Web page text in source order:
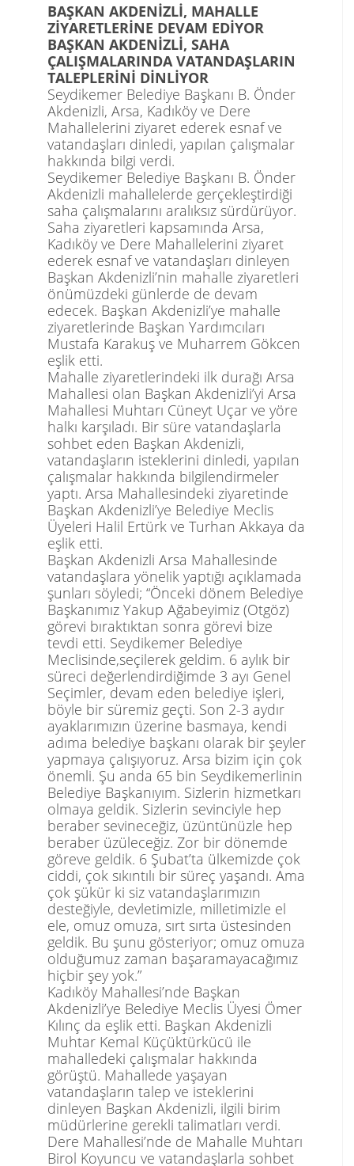
BAŞKAN AKDENİZLİ, MAHALLE
ZİYARETLERİNE DEVAM EDİYOR
BAŞKAN AKDENİZLİ, SAHA
ÇALIŞMALARINDA VATANDAŞLARIN
TALEPLERİNİ DİNLİYOR
Seydikemer Belediye Başkanı B. Önder
Akdenizli, Arsa, Kadıköy ve Dere
Mahallelerini ziyaret ederek esnaf ve
vatandaşları dinledi, yapılan çalışmalar
hakkında bilgi verdi.
Seydikemer Belediye Başkanı B. Önder
Akdenizli mahallelerde gerçekleştirdiği
saha çalışmalarını aralıksız sürdürüyor.
Saha ziyaretleri kapsamında Arsa,
Kadıköy ve Dere Mahallelerini ziyaret
ederek esnaf ve vatandaşları dinleyen
Başkan Akdenizli’nin mahalle ziyaretleri
önümüzdeki günlerde de devam
edecek. Başkan Akdenizli’ye mahalle
ziyaretlerinde Başkan Yardımcıları
Mustafa Karakuş ve Muharrem Gökcen
eşlik etti.
Mahalle ziyaretlerindeki ilk durağı Arsa
Mahallesi olan Başkan Akdenizli’yi Arsa
Mahallesi Muhtarı Cüneyt Uçar ve yöre
halkı karşıladı. Bir süre vatandaşlarla
sohbet eden Başkan Akdenizli,
vatandaşların isteklerini dinledi, yapılan
çalışmalar hakkında bilgilendirmeler
yaptı. Arsa Mahallesindeki ziyaretinde
Başkan Akdenizli’ye Belediye Meclis
Üyeleri Halil Ertürk ve Turhan Akkaya da
eşlik etti.
Başkan Akdenizli Arsa Mahallesinde
vatandaşlara yönelik yaptığı açıklamada
şunları söyledi; “Önceki dönem Belediye
Başkanımız Yakup Ağabeyimiz (Otgöz)
görevi bıraktıktan sonra görevi bize
tevdi etti. Seydikemer Belediye
Meclisinde,seçilerek geldim. 6 aylık bir
süreci değerlendirdiğimde 3 ayı Genel
Seçimler, devam eden belediye işleri,
böyle bir süremiz geçti. Son 2-3 aydır
ayaklarımızın üzerine basmaya, kendi
adıma belediye başkanı olarak bir şeyler
yapmaya çalışıyoruz. Arsa bizim için çok
önemli. Şu anda 65 bin Seydikemerlinin
Belediye Başkanıyım. Sizlerin hizmetkarı
olmaya geldik. Sizlerin sevinciyle hep
beraber sevineceğiz, üzüntünüzle hep
beraber üzüleceğiz. Zor bir dönemde
göreve geldik. 6 Şubat’ta ülkemizde çok
ciddi, çok sıkıntılı bir süreç yaşandı. Ama
çok şükür ki siz vatandaşlarımızın
desteğiyle, devletimizle, milletimizle el
ele, omuz omuza, sırt sırta üstesinden
geldik. Bu şunu gösteriyor; omuz omuza
olduğumuz zaman başaramayacağımız
hiçbir şey yok.”
Kadıköy Mahallesi’nde Başkan
Akdenizli’ye Belediye Meclis Üyesi Ömer
Kılınç da eşlik etti. Başkan Akdenizli
Muhtar Kemal Küçüktürkücü ile
mahalledeki çalışmalar hakkında
görüştü. Mahallede yaşayan
vatandaşların talep ve isteklerini
dinleyen Başkan Akdenizli, ilgili birim
müdürlerine gerekli talimatları verdi.
Dere Mahallesi’nde de Mahalle Muhtarı
Birol Koyuncu ve vatandaşlarla sohbet